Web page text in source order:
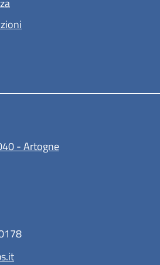
- Artogne(apre in un'altra scheda).